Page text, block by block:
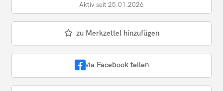
Aktiv seit 25.01.2026
zu Merkzettel hinzufügen
via Facebook teilen